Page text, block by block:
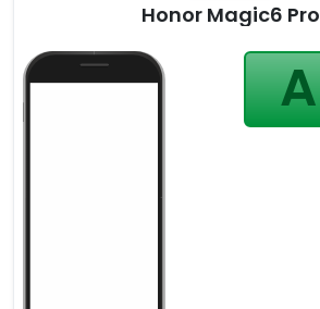
Honor Magic6 Pro
A